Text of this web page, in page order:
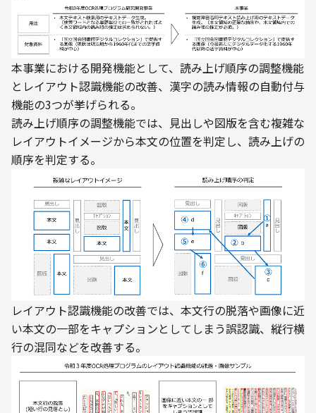
本事業における開発機能として、読み上げ順序の調整機能
とレイアウト認識機能の改善、漢字の読み情報の自動付与
機能の3つが挙げられる。
読み上げ順序の調整機能では、見出しや図版を含む複雑な
レイアウトイメージから本文の位置を判定し、読み上げの
順序を判定する。
レイアウト認識機能の改善では、本文行の脱落や画像に近
い本文の一部をキャプションとしてしまう誤認識、縦行横
行の混同などを改善する。